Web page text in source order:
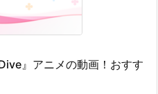
』アニメの動画！おすす